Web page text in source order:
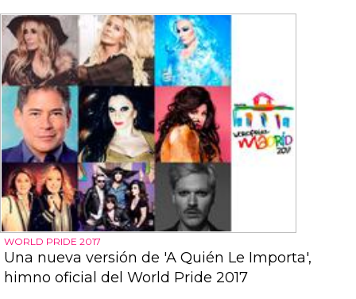
WORLD PRIDE 2017
Una nueva versión de 'A Quién Le Importa',
himno oficial del World Pride 2017